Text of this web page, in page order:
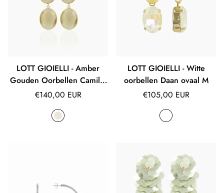
LOTT GIOIELLI - Amber
Gouden Oorbellen Camille
Double Drop
Normale
€140,00 EUR
LOTT GIOIELLI - Witte
oorbellen Daan ovaal M
Normale
€105,00 EUR